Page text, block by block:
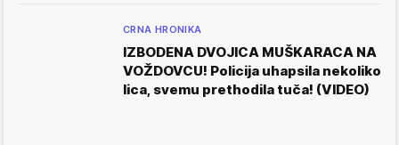
CRNA HRONIKA
IZBODENA DVOJICA MUŠKARACA NA
VOŽDOVCU! Policija uhapsila nekoliko
lica, svemu prethodila tuča! (VIDEO)